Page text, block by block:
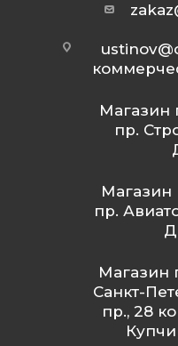
Магазин
пр.
Магазин
пр.
Магазин
Санкт-
пр., 28